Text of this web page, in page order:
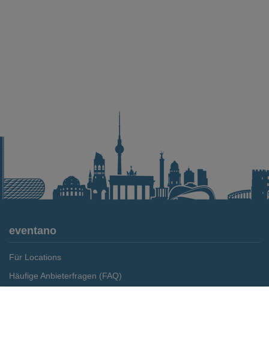
eventano
Für Locations
Häufige Anbieterfragen (FAQ)